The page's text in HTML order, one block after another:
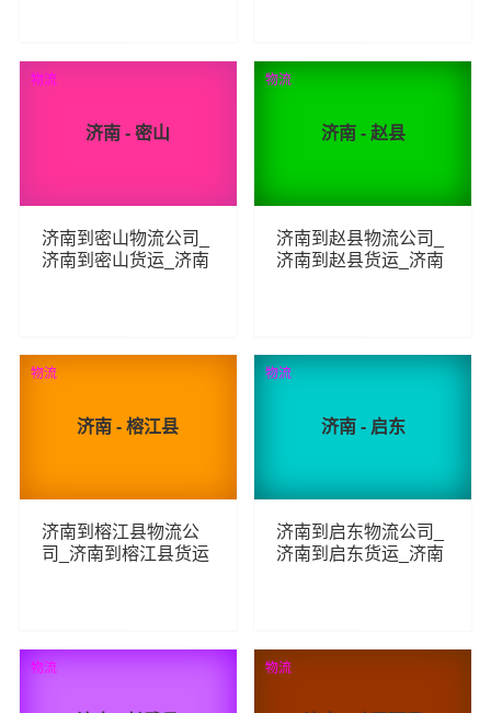
87 查看详细 66 查看详细
济南 - 密山
济南到密山物流公司_
济南到密山货运_济南
86 查看详细
物流
济南 - 赵县
济南到赵县物流公司_
济南到赵县货运_济南
76 查看详细
物流
济南 - 榕江县
济南到榕江县物流公
司_济南到榕江县货运
152 查看详细
物流
济南 - 启东
济南到启东物流公司_
济南到启东货运_济南
81 查看详细
物流
物流 物流